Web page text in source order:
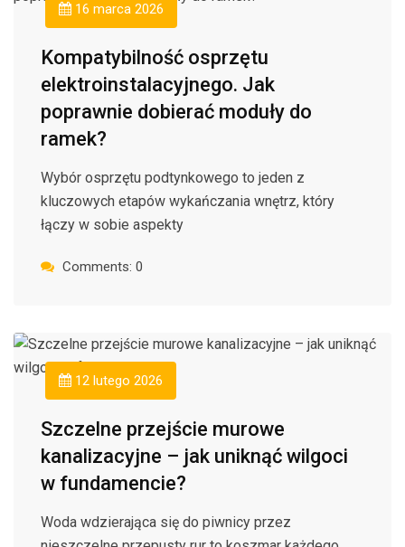
16 marca 2026
Kompatybilność osprzętu
elektroinstalacyjnego. Jak
poprawnie dobierać moduły do
ramek?
Wybór osprzętu podtynkowego to jeden z
kluczowych etapów wykańczania wnętrz, który
łączy w sobie aspekty
Comments: 0
12 lutego 2026
Szczelne przejście murowe
kanalizacyjne – jak uniknąć wilgoci
w fundamencie?
Woda wdzierająca się do piwnicy przez